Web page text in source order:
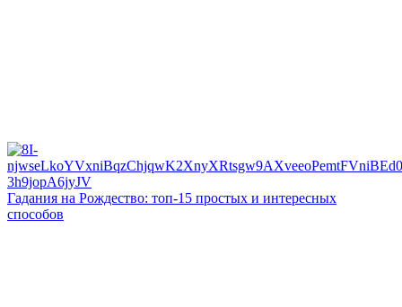
Гадания на Рождество: топ-15 простых и интересных
способов